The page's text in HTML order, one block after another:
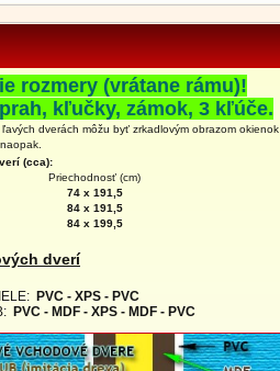
rozmery (vrátane rámu)!
kľučky, zámok, 3 kľúče.
dverách môžu byť zrkadlovým obrazom okienok
(cca):
Priechodnosť (cm)
74 x 191,5
84 x 191,5
84 x 199,5
dverí
PVC - XPS - PVC
PVC - MDF - XPS - MDF - PVC